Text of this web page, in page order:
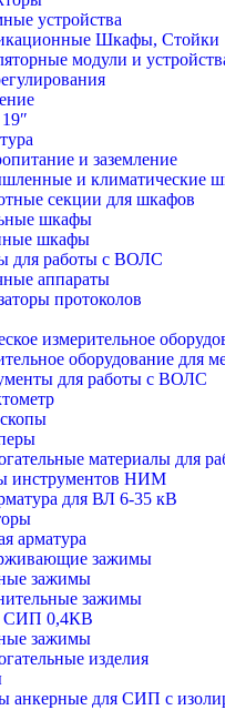
устройства
Шкафы, Стойки
модули и
и заземление
и климатические
секции для шкафов
шкафы
шкафы
для работы с ВОЛС
аппараты
протоколов
измерительное
оборудование для
для работы с ВОЛС
материалы для
инструментов НИМ
для ВЛ 6-35 кВ
арматура
зажимы
зажимы
зажимы
0,4КВ
зажимы
изделия
анкерные для СИП с